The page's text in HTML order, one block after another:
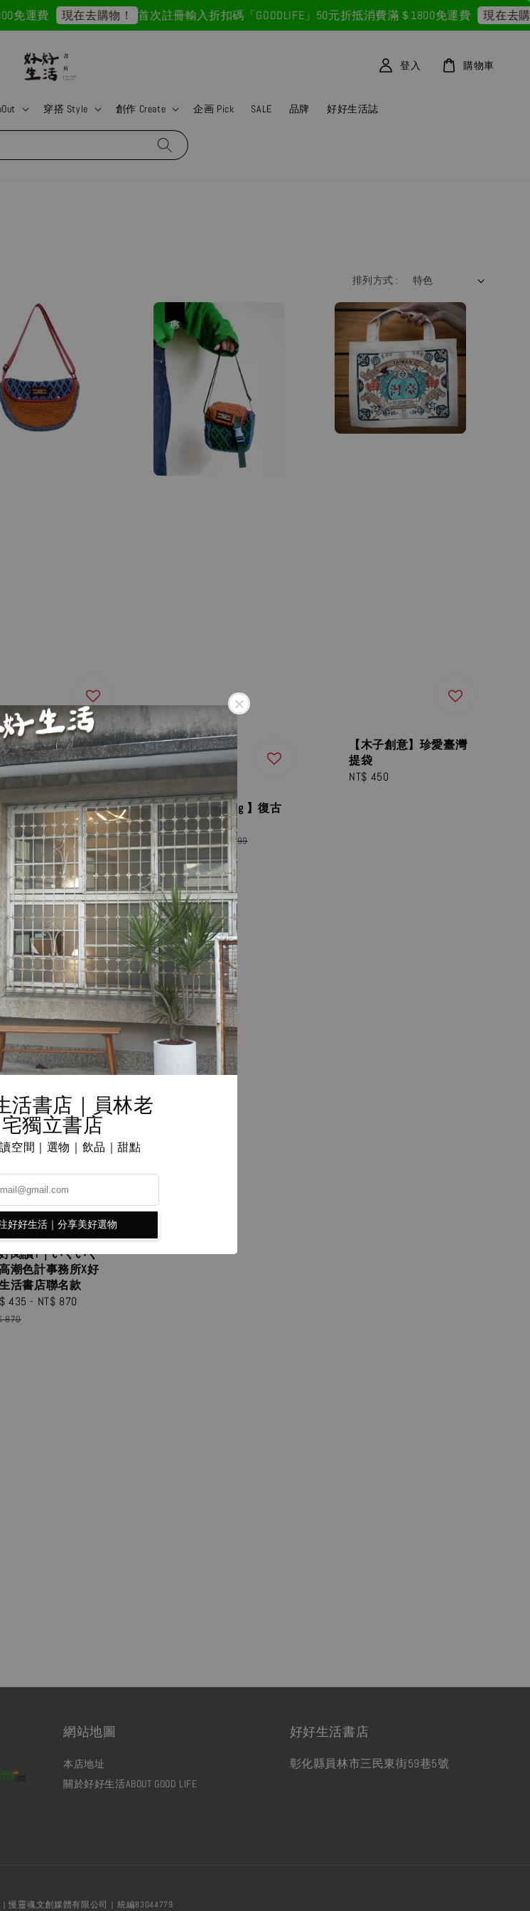
運費 現在去購物！ 首次註冊輸入折扣碼「GOODLIFE」50元折抵消費滿＄1800免運費 現在去購物
活書店｜員林老
宅獨立書店
空間｜選物｜飲品｜甜點
好好生活｜分享美好選物
穿搭 Style 創作 Create 企画 Pick SALE 品牌 好好生活誌
登入 購物車
排列方式 :
Design 】 毛絨
撞色復古斜背包
899
【House Desing 】復古
歪歪包
Sale
price
NT$ 839
Regular
price
NT$ 899
【木子創意】珍愛臺灣
提袋
Regular
NT$ 450
閱讀T｜いくいく
潮色計事務所X好
活書店聯名款
435 - NT$ 870
870
網站地圖
本店地址
關於好好生活ABOUT GOOD LIFE
好好生活書店
彰化縣員林市三民東街59巷5號
慢靈魂文創媒體有限公司｜統編83044779